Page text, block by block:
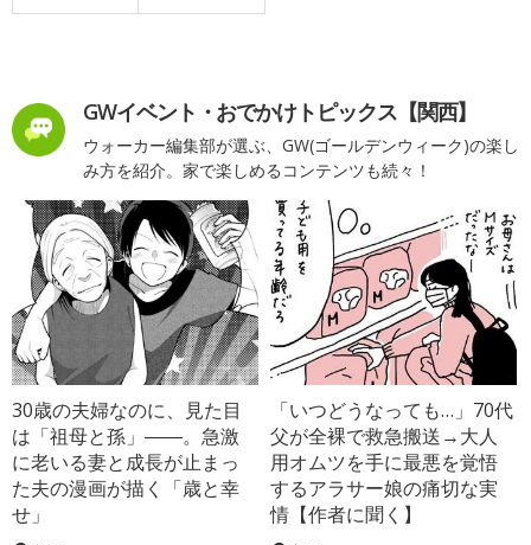
GWイベント・おでかけトピックス【関西】
ウォーカー編集部が選ぶ、GW(ゴールデンウィーク)の楽し
み方を紹介。家で楽しめるコンテンツも続々！
30歳の夫婦なのに、見た目
は「祖母と孫」――。急激
に老いる妻と成長が止まっ
た夫の漫画が描く「歳と幸
せ」
「いつどうなっても…」70代
父が全裸で救急搬送→大人
用オムツを手に最悪を覚悟
するアラサー娘の痛切な実
情【作者に聞く】